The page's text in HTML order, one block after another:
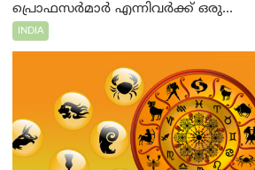
പ്രൊഫസർമാർ എന്നിവർക്ക് ഒരു...
INDIA